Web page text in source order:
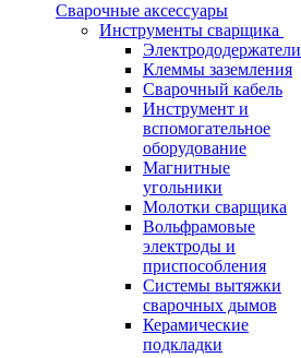
Сварочные аксессуары
Инструменты сварщика
Электрододержатели
Клеммы заземления
Сварочный кабель
Инструмент и
вспомогательное
оборудование
Магнитные
угольники
Молотки сварщика
Вольфрамовые
электроды и
приспособления
Системы вытяжки
сварочных дымов
Керамические
подкладки